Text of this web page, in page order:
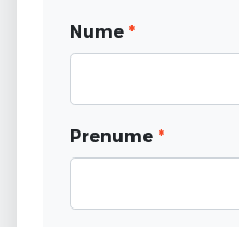
Nume *
Prenume *